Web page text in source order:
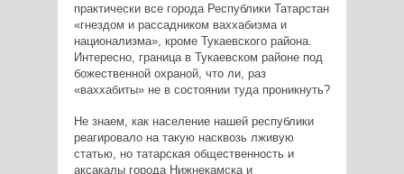
практически все города Республики Татарстан
«гнездом и рассадником ваххабизма и
национализма», кроме Тукаевского района.
Интересно, граница в Тукаевском районе под
божественной охраной, что ли, раз
«ваххабиты» не в состоянии туда проникнуть?
Не знаем, как население нашей республики
реагировало на такую насквозь лживую
статью, но татарская общественность и
аксакалы города Нижнекамска и